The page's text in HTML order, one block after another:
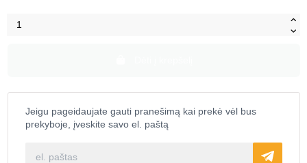
Jeigu pageidaujate gauti pranešimą kai prekė vėl bus
prekyboje, įveskite savo el. paštą